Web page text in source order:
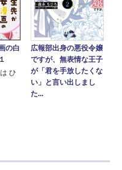
の白
ひ
広報部出身の悪役令嬢
ですが、無表情な王子
が「君を手放したくな
い」と言い出しまし
た...